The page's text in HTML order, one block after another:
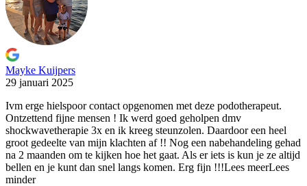
Mayke Kuijpers
29 januari 2025
Ivm erge hielspoor contact opgenomen met deze podotherapeut.
Ontzettend fijne mensen ! Ik werd goed geholpen dmv
shockwavetherapie 3x en ik kreeg steunzolen. Daardoor een heel
groot gedeelte van mijn klachten af !! Nog een nabehandeling gehad
na 2 maanden om te kijken hoe het gaat. Als er iets is kun je ze altijd
bellen en je kunt dan snel langs komen. Erg fijn !!!Lees meerLees
minder